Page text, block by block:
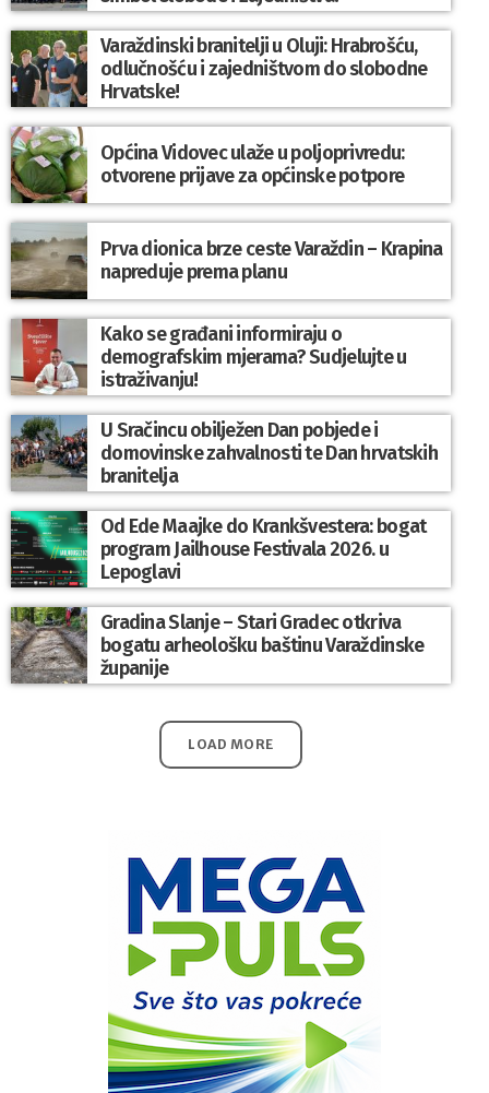
Varaždinski branitelji u Oluji: Hrabrošću,
odlučnošću i zajedništvom do slobodne
Hrvatske!
Općina Vidovec ulaže u poljoprivredu:
otvorene prijave za općinske potpore
Prva dionica brze ceste Varaždin – Krapina
napreduje prema planu
Kako se građani informiraju o
demografskim mjerama? Sudjelujte u
istraživanju!
U Sračincu obilježen Dan pobjede i
domovinske zahvalnosti te Dan hrvatskih
branitelja
Od Ede Maajke do Krankšvestera: bogat
program Jailhouse Festivala 2026. u
Lepoglavi
Gradina Slanje – Stari Gradec otkriva
bogatu arheološku baštinu Varaždinske
županije
LOAD MORE